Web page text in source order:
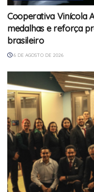
Cooperativa Vinícola
medalhas e reforça
brasileiro
6 DE AGOSTO DE 2026